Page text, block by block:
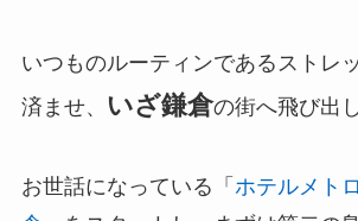
いつものルーティンであるストレ
済ませ、
いざ鎌倉の街へ飛び出
お世話になっている「 ホテルメト